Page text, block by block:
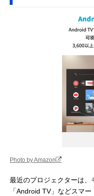
Photo by Amazon
最近のプロジェクターは、
「Android TV」などスマ